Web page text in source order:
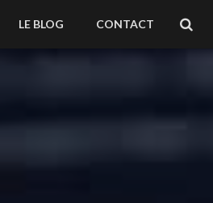
LE BLOG CONTACT